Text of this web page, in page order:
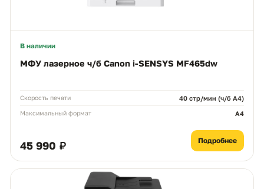
В наличии
МФУ лазерное ч/б Canon i-SENSYS MF465dw
Скорость печати 40 стр/мин (ч/б А4)
Максимальный формат A4
45 990 ₽ Подробнее